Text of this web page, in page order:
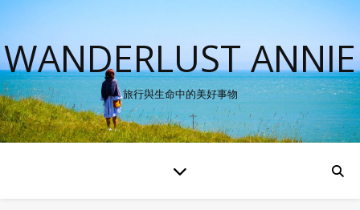
WANDERLUST ANNIE
旅行與生命中的美好事物